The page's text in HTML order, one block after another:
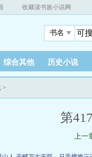
收藏读书族小说网
书名
综合其他 历史小说
>
第
上一